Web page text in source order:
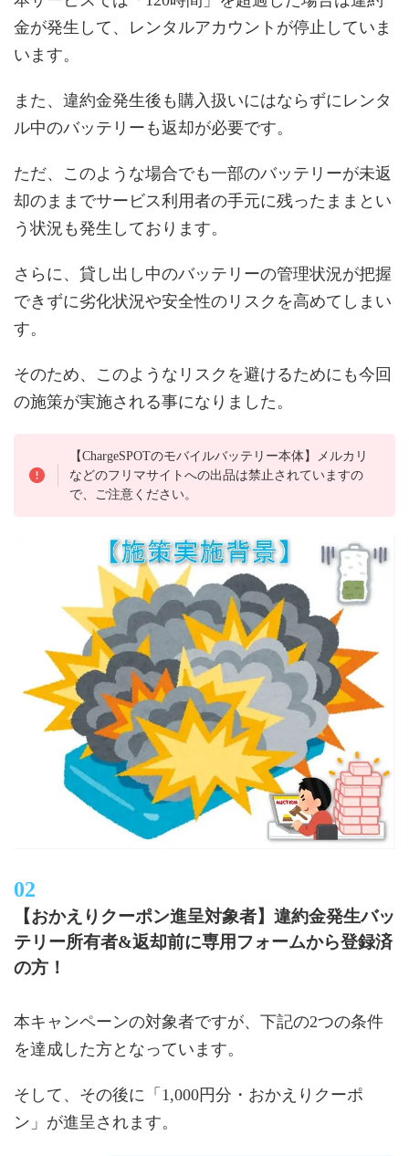
金が発生して、レンタルアカウントが停止していま
います。
また、違約金発生後も購入扱いにはならずにレンタ
ル中のバッテリーも返却が必要です。
ただ、このような場合でも一部のバッテリーが未返
却のままでサービス利用者の手元に残ったままとい
う状況も発生しております。
さらに、貸し出し中のバッテリーの管理状況が把握
できずに劣化状況や安全性のリスクを高めてしまい
す。
そのため、このようなリスクを避けるためにも今回
の施策が実施される事になりました。
【ChargeSPOTのモバイルバッテリー本体】メルカリ
などのフリマサイトへの出品は禁止されていますの
で、ご注意ください。
【おかえりクーポン進呈対象者】違約金発生バッ
テリー所有者&返却前に専用フォームから登録済
の方！
本キャンペーンの対象者ですが、下記の2つの条件
を達成した方となっています。
そして、その後に「1,000円分・おかえりクーポ
ン」が進呈されます。